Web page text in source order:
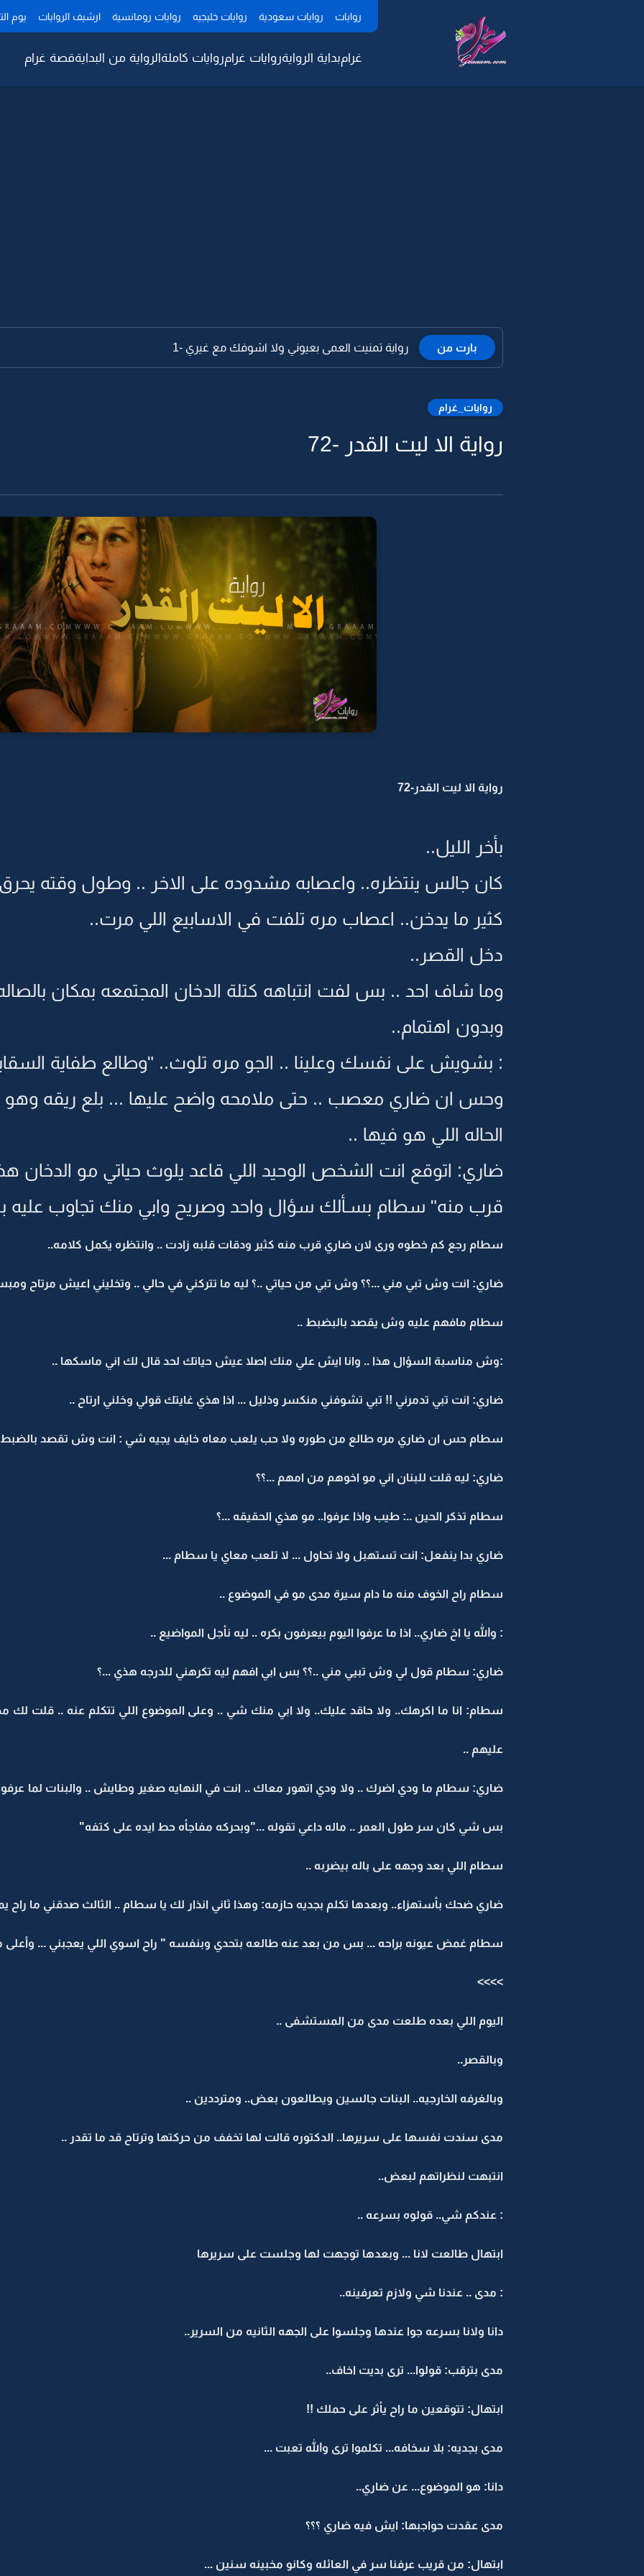
روايات روايات سعودية روايات خليجيه روايات رومانسية ارشيف الروايات يوم
غرامبداية الروايةروايات غرامروايات كاملةالرواية من البدايةقصة غرام
بارت من رواية تمنيت العمى بعيوني ولا اشوفك مع غيري -1
روايات_غرام
رواية الا ليت القدر -72
رواية الا ليت القدر-72
بأخر الليل..
كان جالس ينتظره.. واعصابه مشدوده على الاخر .. وطول وقته
كثير ما يدخن.. اعصاب مره تلفت في الاسابيع اللي مرت..
دخل القصر..
وما شاف احد .. بس لفت انتباهه كتلة الدخان المجتمعه بمكان
وبدون اهتمام..
: بشويش على نفسك وعلينا .. الجو مره تلوث.. "وطالع طفاية
وحس ان ضاري معصب .. حتى ملامحه واضح عليها ... بلع ريقه
الحاله اللي هو فيها ..
ضاري: اتوقع انت الشخص الوحيد اللي قاعد يلوث حياتي مو الدخان
قرب منه" سطام بسـألك سؤال واحد وصريح وابي منك تجاوب عليه
سطام رجع كم خطوه ورى لان ضاري قرب منه كثير ودقات قلبه زادت .. وانتظره يكمل كلامه..
ضاري: انت وش تبي مني ...؟؟ وش تبي من حياتي ..؟ ليه ما تتركني في حالي .. وتخليني اعيش مرتاح
سطام مافهم عليه وش يقصد بالبضبط ..
:وش مناسبة السؤال هذا .. وانا ايش علي منك اصلا عيش حياتك لحد قال لك اني ماسكها ..
ضاري: انت تبي تدمرني !! تبي تشوفني منكسر وذليل ... اذا هذي غايتك قولي وخلني ارتاح ..
سطام حس ان ضاري مره طالع من طوره ولا حب يلعب معاه خايف يجيه شي : انت وش تقصد بالضبط
ضاري: ليه قلت للبنان اني مو اخوهم من امهم ...؟؟
سطام تذكر الحين ..: طيب واذا عرفوا.. مو هذي الحقيقه ...؟
ضاري بدا ينفعل: انت تستهبل ولا تحاول ... لا تلعب معاي يا سطام ...
سطام راح الخوف منه ما دام سيرة مدى مو في الموضوع ..
: والله يا اخ ضاري.. اذا ما عرفوا اليوم بيعرفون بكره .. ليه نأجل المواضيع ..
ضاري: سطام قول لي وش تبيي مني ..؟؟ بس ابي افهم ليه تكرهني للدرجه هذي ...؟
سطام: انا ما اكرهك.. ولا حاقد عليك.. ولا ابي منك شي .. وعلى الموضوع اللي تتكلم عنه .. قلت لك
عليهم ..
ضاري: سطام ما ودي اضرك .. ولا ودي اتهور معاك .. انت في النهايه صغير وطايش .. والبنات لما
بس شي كان سر طول العمر .. ماله داعي تقوله ..."وبحركه مفاجأه حط ايده على كتفه"
سطام اللي بعد وجهه على باله بيضربه ..
ضاري ضحك بأستهزاء.. وبعدها تكلم بجديه حازمه: وهذا ثاني انذار لك يا سطام .. الثالث صدقني ما راح
سطام غمض عيونه براحه ... بس من بعد عنه طالعه بتحدي وبنفسه " راح اسوي اللي يعجبني ... وأعلى
>>>>
اليوم اللي بعده طلعت مدى من المستشفى ..
وبالقصر..
وبالغرفه الخارجيه.. البنات جالسين ويطالعون بعض.. ومترددين ..
مدى سندت نفسها على سريرها.. الدكتوره قالت لها تخفف من حركتها وترتاح قد ما تقدر ..
انتبهت لنظراتهم لبعض..
: عندكم شي.. قولوه بسرعه ..
ابتهال طالعت لانا ... وبعدها توجهت لها وجلست على سريرها
: مدى .. عندنا شي ولازم تعرفينه..
دانا ولانا بسرعه جوا عندها وجلسوا على الجهه الثانيه من السرير..
مدى بترقب: قولوا... ترى بديت اخاف..
ابتهال: تتوقعين ما راح يأثر على حملك !!
مدى بجديه: بلا سخافه... تكلموا ترى والله تعبت ...
دانا: هو الموضوع... عن ضاري..
مدى عقدت حواجبها: ايش فيه ضاري ؟؟؟
ابتهال: من قريب عرفنا سر في العائله وكانو مخبينه سنين ...